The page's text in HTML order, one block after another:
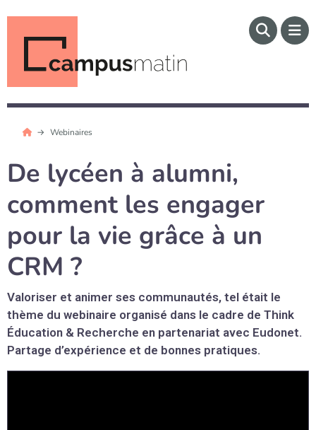
Webinaires
De lycéen à alumni,
comment les engager
pour la vie grâce à un
CRM ?
Valoriser et animer ses communautés, tel était le
thème du webinaire organisé dans le cadre de Think
Éducation & Recherche en partenariat avec Eudonet.
Partage d’expérience et de bonnes pratiques.